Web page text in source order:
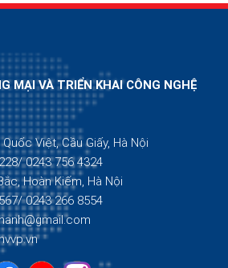
MẠI VÀ TRIỂN KHAI CÔNG NGHỆ
Việt, Cầu Giấy, Hà Nội
0243 756 4324
Hoàn Kiếm, Hà Nội
0243 266 8554